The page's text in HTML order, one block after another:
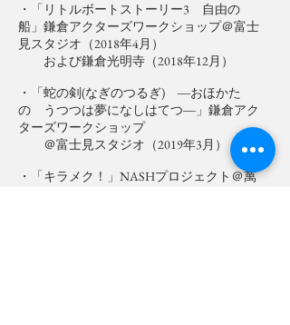
・「リトルボートストーリー3 自由の
船」鎌倉アクターズワークショップ＠富士
見スタジオ（2018年4月）
および鎌倉光明寺（2018年12月）
・「蛇の剣(なぎのつるぎ) ―おほかた
の うつつは夢になしはてつ―」鎌倉アク
ターズワークショップ
＠富士見スタジオ（2019年3月）
・「キラメク！」NASHプロジェクト＠萬